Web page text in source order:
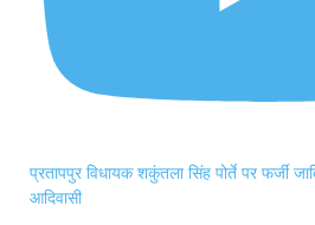
प्रतापपुर विधायक शकुंतला सिंह पोर्ते पर फर्जी
आदिवासी